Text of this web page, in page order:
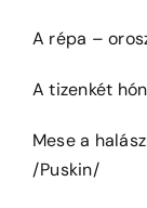
A répa –
A tizenkét
Mese a
/Puskin/